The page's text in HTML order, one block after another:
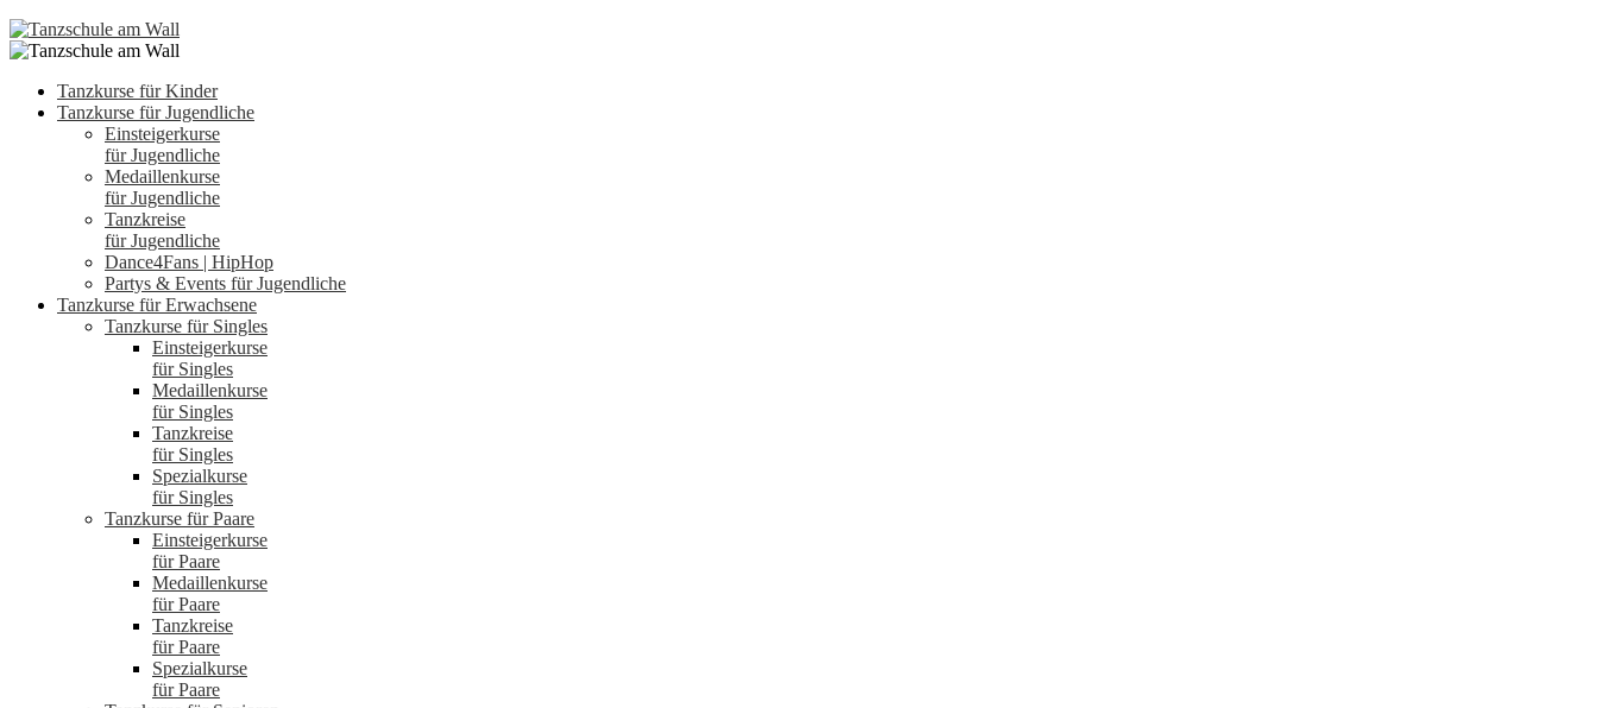
Tanzkurse für Kinder
Tanzkurse für Jugendliche
Einsteigerkurse
für Jugendliche
Medaillenkurse
für Jugendliche
Tanzkreise
für Jugendliche
Dance4Fans | HipHop
Partys & Events für Jugendliche
Tanzkurse für Erwachsene
Tanzkurse für Singles
Einsteigerkurse
für Singles
Medaillenkurse
für Singles
Tanzkreise
für Singles
Spezialkurse
für Singles
Tanzkurse für Paare
Einsteigerkurse
für Paare
Medaillenkurse
für Paare
Tanzkreise
für Paare
Spezialkurse
für Paare